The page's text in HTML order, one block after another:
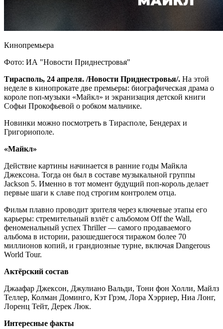
Кинопремьера
Фото: ИА "Новости Приднестровья"
Тирасполь, 24 апреля. /Новости Приднестровья/. На этой
неделе в кинопрокате две премьеры: биографическая драма о
короле поп-музыки «Майкл» и экранизация детской книги
Софьи Прокофьевой о робком мальчике.
Новинки можно посмотреть в Тирасполе, Бендерах и
Григориополе.
«Майкл»
Действие картины начинается в ранние годы Майкла
Джексона. Тогда он был в составе музыкальной группы
Jackson 5. Именно в тот момент будущий поп-король делает
первые шаги к славе под строгим контролем отца.
Фильм плавно проводит зрителя через ключевые этапы его
карьеры: стремительный взлёт с альбомом Off the Wall,
феноменальный успех Thriller — самого продаваемого
альбома в истории, разошедшегося тиражом более 70
миллионов копий, и грандиозные турне, включая Dangerous
World Tour.
Актёрский состав
Джаафар Джексон, Джулиано Вальди, Тони фон Холли, Майлз
Теллер, Колман Доминго, Кэт Грэм, Лора Хэрриер, Ниа Лонг,
Лоренц Тейт, Дерек Люк.
Интересные факты